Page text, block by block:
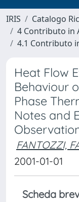
IRIS
Catalogo
4 Contributo in
4.1 Contributo
Heat Flow
Behaviour
Phase
Notes and
FANTOZZI,
2001-01-01
Scheda